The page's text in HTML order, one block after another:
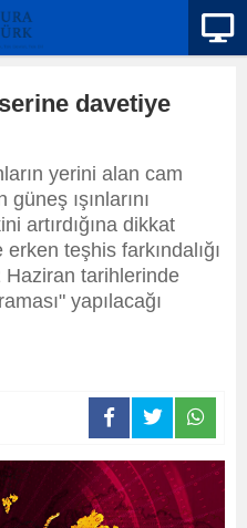
davetiye
yerini alan cam
ışınlarını
artırdığına dikkat
teşhis farkındalığı
Haziran tarihlerinde
yapılacağı